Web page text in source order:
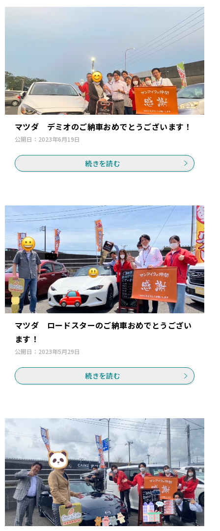
マツダ デミオのご納車おめでとうございます！
公開日： 2023年6月19日
続きを読む
マツダ ロードスターのご納車おめでとうござい
ます！
公開日： 2023年5月29日
続きを読む